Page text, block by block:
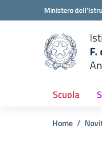
Vai ai contenuti
Vai al menu di navigazione
Ministero
scuola
F.
Scuola
Home